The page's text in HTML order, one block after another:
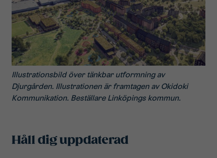
Illustrationsbild över tänkbar utformning av
Djurgården. Illustrationen är framtagen av Okidoki
Kommunikation. Beställare Linköpings kommun.
Håll dig uppdaterad